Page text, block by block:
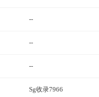
--
--
--
Sg收录7966